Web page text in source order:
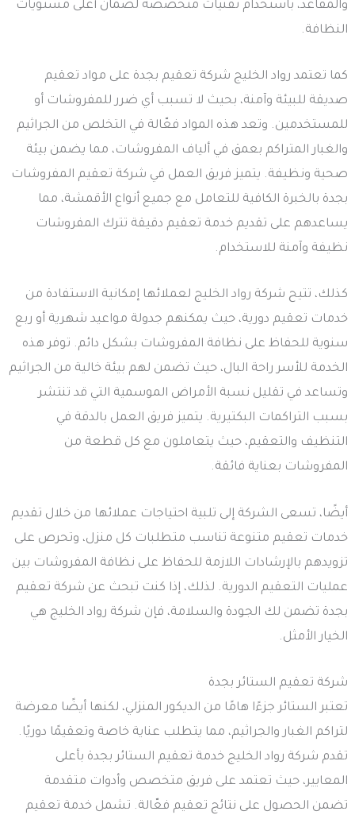
والمقاعد، باستخدام تقنيات متخصصة لضمان أعلى مستويات
النظافة.
كما تعتمد رواد الخليج شركة تعقيم بجدة على مواد تعقيم
صديقة للبيئة وآمنة، بحيث لا تسبب أي ضرر للمفروشات أو
للمستخدمين. وتعد هذه المواد فعّالة في التخلص من الجراثيم
والغبار المتراكم بعمق في ألياف المفروشات، مما يضمن بيئة
صحية ونظيفة. يتميز فريق العمل في شركة تعقيم المفروشات
بجدة بالخبرة الكافية للتعامل مع جميع أنواع الأقمشة، مما
يساعدهم على تقديم خدمة تعقيم دقيقة تترك المفروشات
نظيفة وآمنة للاستخدام.
كذلك، تتيح شركة رواد الخليج لعملائها إمكانية الاستفادة من
خدمات تعقيم دورية، حيث يمكنهم جدولة مواعيد شهرية أو ربع
سنوية للحفاظ على نظافة المفروشات بشكل دائم. توفر هذه
الخدمة للأسر راحة البال، حيث تضمن لهم بيئة خالية من الجراثيم
وتساعد في تقليل نسبة الأمراض الموسمية التي قد تنتشر
بسبب التراكمات البكتيرية. يتميز فريق العمل بالدقة في
التنظيف والتعقيم، حيث يتعاملون مع كل قطعة من
المفروشات بعناية فائقة.
أيضًا، تسعى الشركة إلى تلبية احتياجات عملائها من خلال تقديم
خدمات تعقيم متنوعة تناسب متطلبات كل منزل، وتحرص على
تزويدهم بالإرشادات اللازمة للحفاظ على نظافة المفروشات بين
عمليات التعقيم الدورية. لذلك، إذا كنت تبحث عن شركة تعقيم
بجدة تضمن لك الجودة والسلامة، فإن شركة رواد الخليج هي
الخيار الأمثل.
شركة تعقيم الستائر بجدة
تعتبر الستائر جزءًا هامًا من الديكور المنزلي، لكنها أيضًا معرضة
لتراكم الغبار والجراثيم، مما يتطلب عناية خاصة وتعقيمًا دوريًا.
تقدم شركة رواد الخليج خدمة تعقيم الستائر بجدة بأعلى
المعايير، حيث تعتمد على فريق متخصص وأدوات متقدمة
تضمن الحصول على نتائج تعقيم فعّالة. تشمل خدمة تعقيم